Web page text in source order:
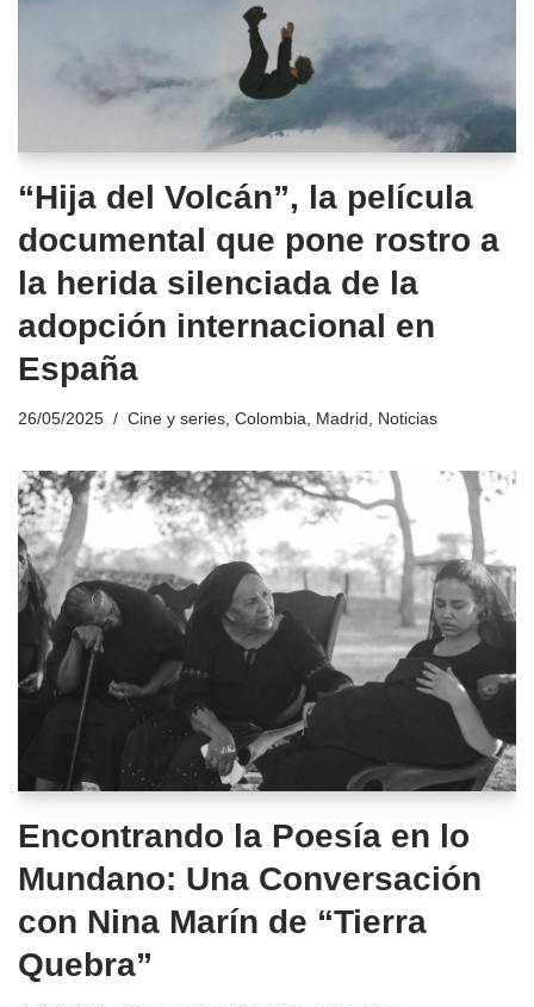
“Hija del Volcán”, la película
documental que pone rostro a
la herida silenciada de la
adopción internacional en
España
26/05/2025 Cine y series Colombia Madrid Noticias
Encontrando la Poesía en lo
Mundano: Una Conversación
con Nina Marín de “Tierra
Quebra”